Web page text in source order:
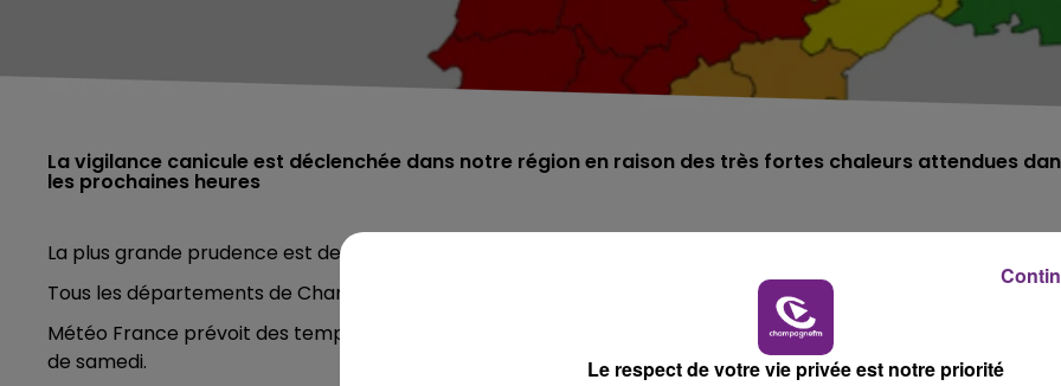
La vigilance canicule est déclenchée dans notre région en raison des très fortes chaleurs attendues
les prochaines heures
La plus grande prudence est de mise alors que le mercure ne cesse de grimper.
Tous les départements de Champagne-Ardenne ont été placés en vigilance orange à la canicule.
Météo France prévoit des températures maximales qui devraient atteindre localement les 40° pour la journée
de samedi.
Le respect de votre vie privée est notre priorité